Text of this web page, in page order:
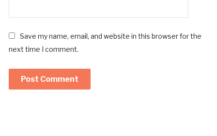
Save my name, email, and website in this browser for the
next time I comment.